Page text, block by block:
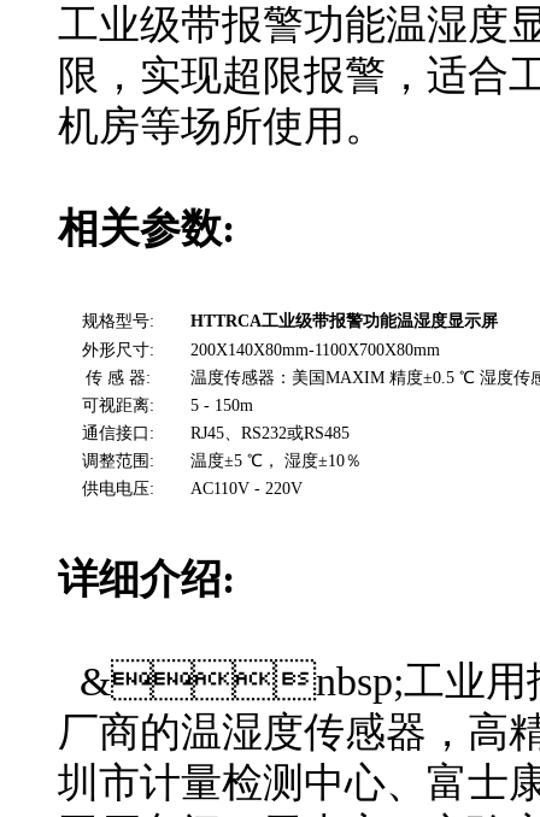
工业级带报警功能温湿度显
限，实现超限报警，适
机房等场所使用。
相关参数:
规格型号: HTTRCA工业级带报警功能温湿度显示屏
外形尺寸:
200X140X80mm-1100X700X80mm
传 感 器:
温度传感器：美国MAXIM 精度±0.5 ℃ 湿度传感器
可视距离:
5 - 150m
通信接口:
RJ45、RS232或RS485
调整范围:
温度±5 ℃， 湿度±10％
供电电压:
AC110V - 220V
详细介绍:
&nbsp;工业用报
厂商的温湿度传感器，高
圳市计量检测中心、富士